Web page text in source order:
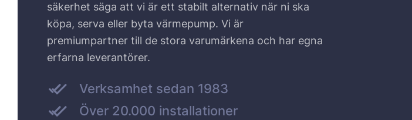
säkerhet säga att vi är ett stabilt alternativ när ni ska
köpa, serva eller byta värmepump. Vi är
premiumpartner till de stora varumärkena och har egna
erfarna leverantörer.
Verksamhet sedan 1983
Över 20.000 installationer